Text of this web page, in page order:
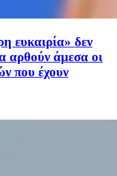
ευκαιρία» δεν
αρθούν άμεσα οι
που έχουν